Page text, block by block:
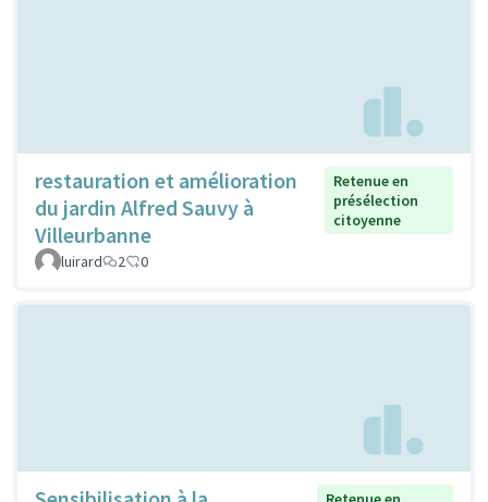
restauration et amélioration
du jardin Alfred Sauvy à
Villeurbanne
Retenue en
présélection
citoyenne
luirard 2 0